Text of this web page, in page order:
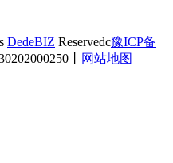
DedeBIZ Reservedc豫ICP备
网站地图